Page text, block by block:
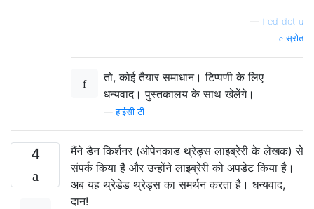
fred_dot_u
स्रोत
तो, कोई तैयार समाधान। टिप्पणी के लिए
धन्यवाद। पुस्तकालय के साथ खेलेंगे।
—हाईसी टी
4
मैंने डैन किर्शनर (ओपेनकाड थ्रेड्स लाइब्रेरी के लेखक) से
संपर्क किया है और उन्होंने लाइब्रेरी को अपडेट किया है।
अब यह थ्रेडेड थ्रेड्स का समर्थन करता है। धन्यवाद,
दान!